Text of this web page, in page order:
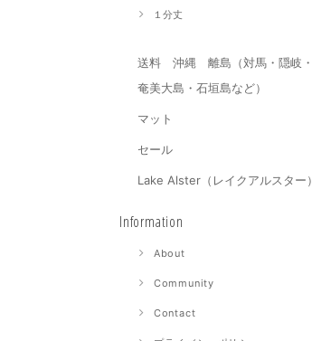
１分丈
送料 沖縄 離島（対馬・隠岐・
奄美大島・石垣島など）
マット
セール
Lake Alster（レイクアルスター）
Information
About
Community
Contact